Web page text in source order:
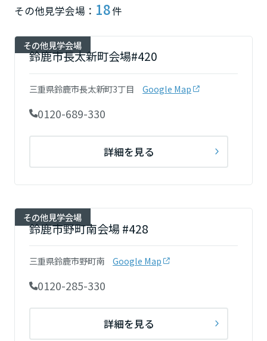
その他見学会場： 18件
その他見学会場
鈴鹿市長太新町会場#420
三重県鈴鹿市長太新町3丁目 Google Map
0120-689-330
詳細を見る
その他見学会場
鈴鹿市野町南会場 #428
三重県鈴鹿市野町南 Google Map
0120-285-330
詳細を見る
東海エリア
岐阜県
静岡県
三重県